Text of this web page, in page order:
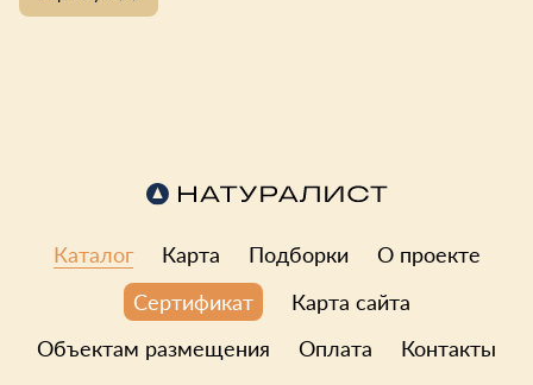
Каталог Карта Подборки
О проекте
Сертификат
Карта сайта
Объектам размещения
Оплата Контакты